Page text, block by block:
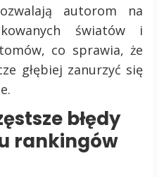
autorom na
światów i
co sprawia, że
głębiej zanurzyć się
błędy
rankingów